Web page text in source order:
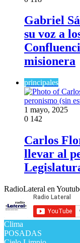
Gabriel
su voz a
misionera
principales
1 mayo, 2025
0 142
Carlos
llevar al
RadioLateral en
Clima
POSADAS